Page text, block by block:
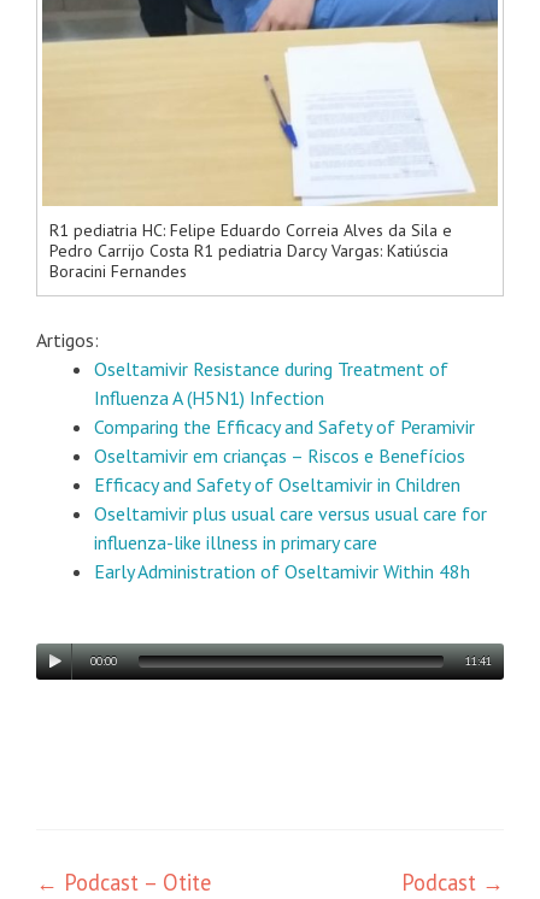
R1 pediatria HC: Felipe Eduardo Correia Alves da Sila e
Pedro Carrijo Costa R1 pediatria Darcy Vargas: Katiúscia
Boracini Fernandes
Artigos:
Oseltamivir Resistance during Treatment of
Influenza A (H5N1) Infection
Comparing the Efficacy and Safety of Peramivir
Oseltamivir em crianças – Riscos e Benefícios
Efficacy and Safety of Oseltamivir in Children
Oseltamivir plus usual care versus usual care for
influenza-like illness in primary care
Early Administration of Oseltamivir Within 48h
00:00 11:41
← Podcast – Otite
Podcast →